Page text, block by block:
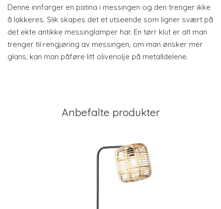
Denne innfarger en patina i messingen og den trenger ikke
å lakkeres. Slik skapes det et utseende som ligner svært på
det ekte antikke messinglamper har. En tørr klut er alt man
trenger til rengjøring av messingen, om man ønsker mer
glans, kan man påføre litt olivenolje på metalldelene.
Anbefalte produkter